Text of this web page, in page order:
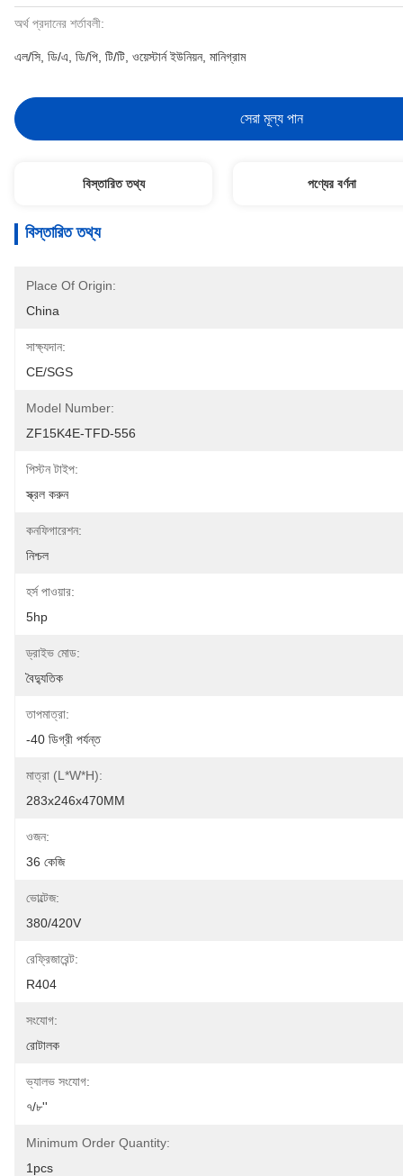
অর্থ প্রদানের শর্তাবলী:
এল/সি, ডি/এ, ডি/পি, টি/টি, ওয়েস্টার্ন ইউনিয়ন, মানিগ্রাম
সেরা মূল্য পান
বিস্তারিত তথ্য পণ্যের বর্ণনা
বিস্তারিত তথ্য
Place Of Origin:
China
সাক্ষ্যদান:
CE/SGS
Model Number:
ZF15K4E-TFD-556
পিস্টন টাইপ:
স্ক্রল করুন
কনফিগারেশন:
নিশ্চল
হর্স পাওয়ার:
5hp
ড্রাইভ মোড:
বৈদ্যুতিক
তাপমাত্রা:
-40 ডিগ্রী পর্যন্ত
মাত্রা (l*w*h):
283x246x470MM
ওজন:
36 কেজি
ভোল্টেজ:
380/420V
রেফ্রিজারেন্ট:
R404
সংযোগ:
রোটালক
ভ্যালভ সংযোগ:
৭/৮''
Minimum Order Quantity:
1pcs